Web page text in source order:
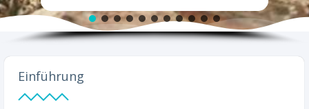
Einführung